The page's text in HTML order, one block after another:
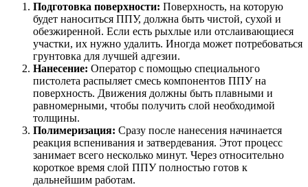
Подготовка поверхности: Поверхность, на которую
будет наноситься ППУ, должна быть чистой, сухой и
обезжиренной. Если есть рыхлые или отслаивающиеся
участки, их нужно удалить. Иногда может потребоваться
грунтовка для лучшей адгезии.
Нанесение: Оператор с помощью специального
пистолета распыляет смесь компонентов ППУ на
поверхность. Движения должны быть плавными и
равномерными, чтобы получить слой необходимой
толщины.
Полимеризация: Сразу после нанесения начинается
реакция вспенивания и затвердевания. Этот процесс
занимает всего несколько минут. Через относительно
короткое время слой ППУ полностью готов к
дальнейшим работам.